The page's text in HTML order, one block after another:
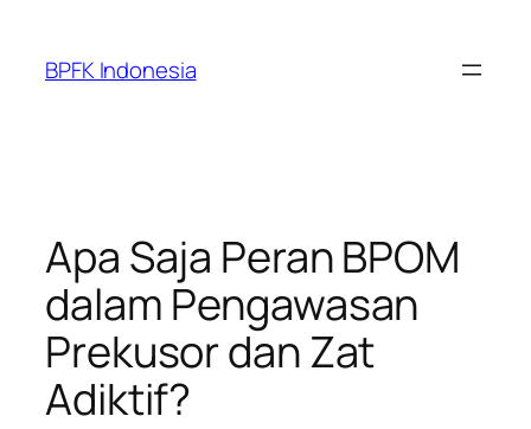
content
BPFK Indonesia
Apa Saja Peran BPOM
dalam Pengawasan
Prekusor dan Zat
Adiktif?